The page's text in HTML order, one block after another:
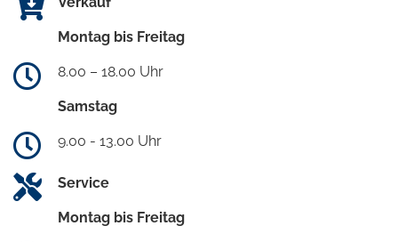
Montag bis Freitag
8.00 – 18.00 Uhr
Samstag
9.00 - 13.00 Uhr
Service
Montag bis Freitag